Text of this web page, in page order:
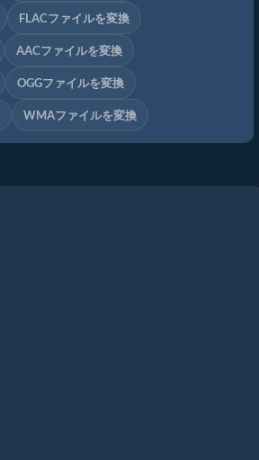
FLACファイルを変換
AACファイルを変換
OGGファイルを変換
WMAファイルを変換